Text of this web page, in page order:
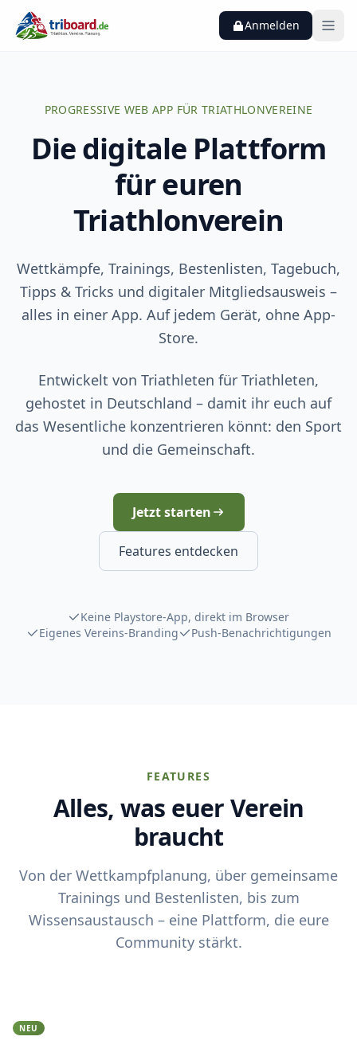
Zum Hauptinhalt springen
Anmelden
PROGRESSIVE WEB APP FÜR TRIATHLONVEREINE
Die digitale Plattform
für euren
Triathlonverein
Wettkämpfe, Trainings, Bestenlisten, Tagebuch,
Tipps & Tricks und digitaler Mitgliedsausweis –
alles in einer App. Auf jedem Gerät, ohne App-
Store.
Entwickelt von Triathleten für Triathleten,
gehostet in Deutschland – damit ihr euch auf
das Wesentliche konzentrieren könnt: den Sport
und die Gemeinschaft.
Jetzt starten
Features entdecken
Keine Playstore-App, direkt im Browser
Eigenes Vereins-Branding
Push-Benachrichtigungen
FEATURES
Alles, was euer Verein
braucht
Von der Wettkampfplanung, über gemeinsame
Trainings und Bestenlisten, bis zum
Wissensaustausch – eine Plattform, die eure
Community stärkt.
NEU